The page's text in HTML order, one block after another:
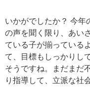
いかがでしたか？ 今年
の声を聞く限り、あい
ている子が揃っている
て、目標もしっかりし
そうですね。まだまだ
り指導して、立派な社